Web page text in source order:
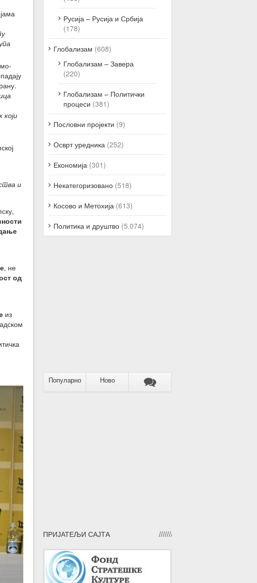
и
, не
од
из
Русија – Русија и Србија
(178)
Глобализам (608)
Глобализам – Завера
(220)
Глобализам – Политички
процеси (381)
Пословни пројекти (9)
Осврт уредника (252)
Економија (301)
Некатегоризовано (518)
Косово и Метохија (613)
Политика и друштво (5.074)
Популарно Ново
ПРИЈАТЕЉИ САЈТА